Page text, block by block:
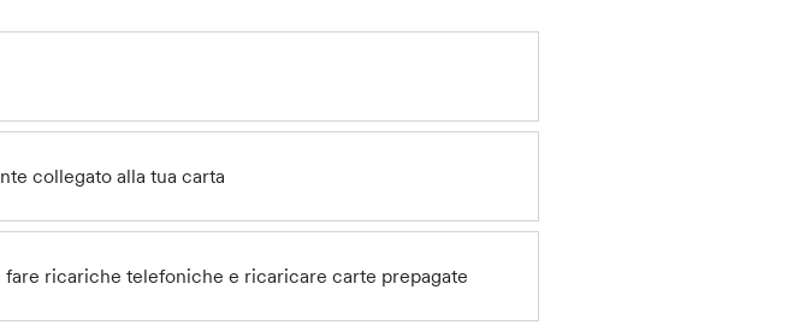
collegato alla tua carta
fare ricariche telefoniche e ricaricare carte prepagate